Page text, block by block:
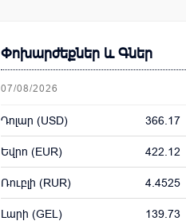
Փոխարժեքներ և Գներ
07/08/2026
Դոլար (USD) 366.17
Եվրո (EUR) 422.12
Ռուբլի (RUR) 4.4525
Լարի (GEL) 139.73